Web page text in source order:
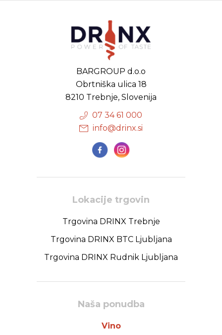
BARGROUP d.o.o
Obrtniška ulica 18
8210 Trebnje, Slovenija
07 34 61 000
info@drinx.si
Lokacije trgovin
Trgovina DRINX Trebnje
Trgovina DRINX BTC Ljubljana
Trgovina DRINX Rudnik Ljubljana
Naša ponudba
Vino